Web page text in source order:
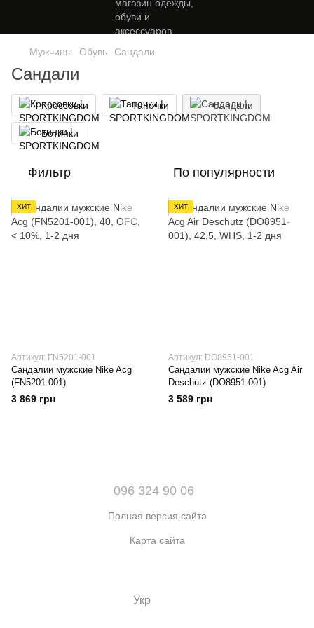
Мужчины Обувь Сандали
Сандали
Кроссовки Тапочки Сандали
Ботинки
Фильтр По популярности
ХИТ
Артикул: FN5201-001
Сандалии мужские Nike Acg
(FN5201-001)
3 869 грн
ХИТ
Артикул: DO8951-001
Сандалии мужские Nike Acg Air
Deschutz (DO8951-001)
3 589 грн
096 324 90 06
Полная версия сайта
Карта сайта
Укр